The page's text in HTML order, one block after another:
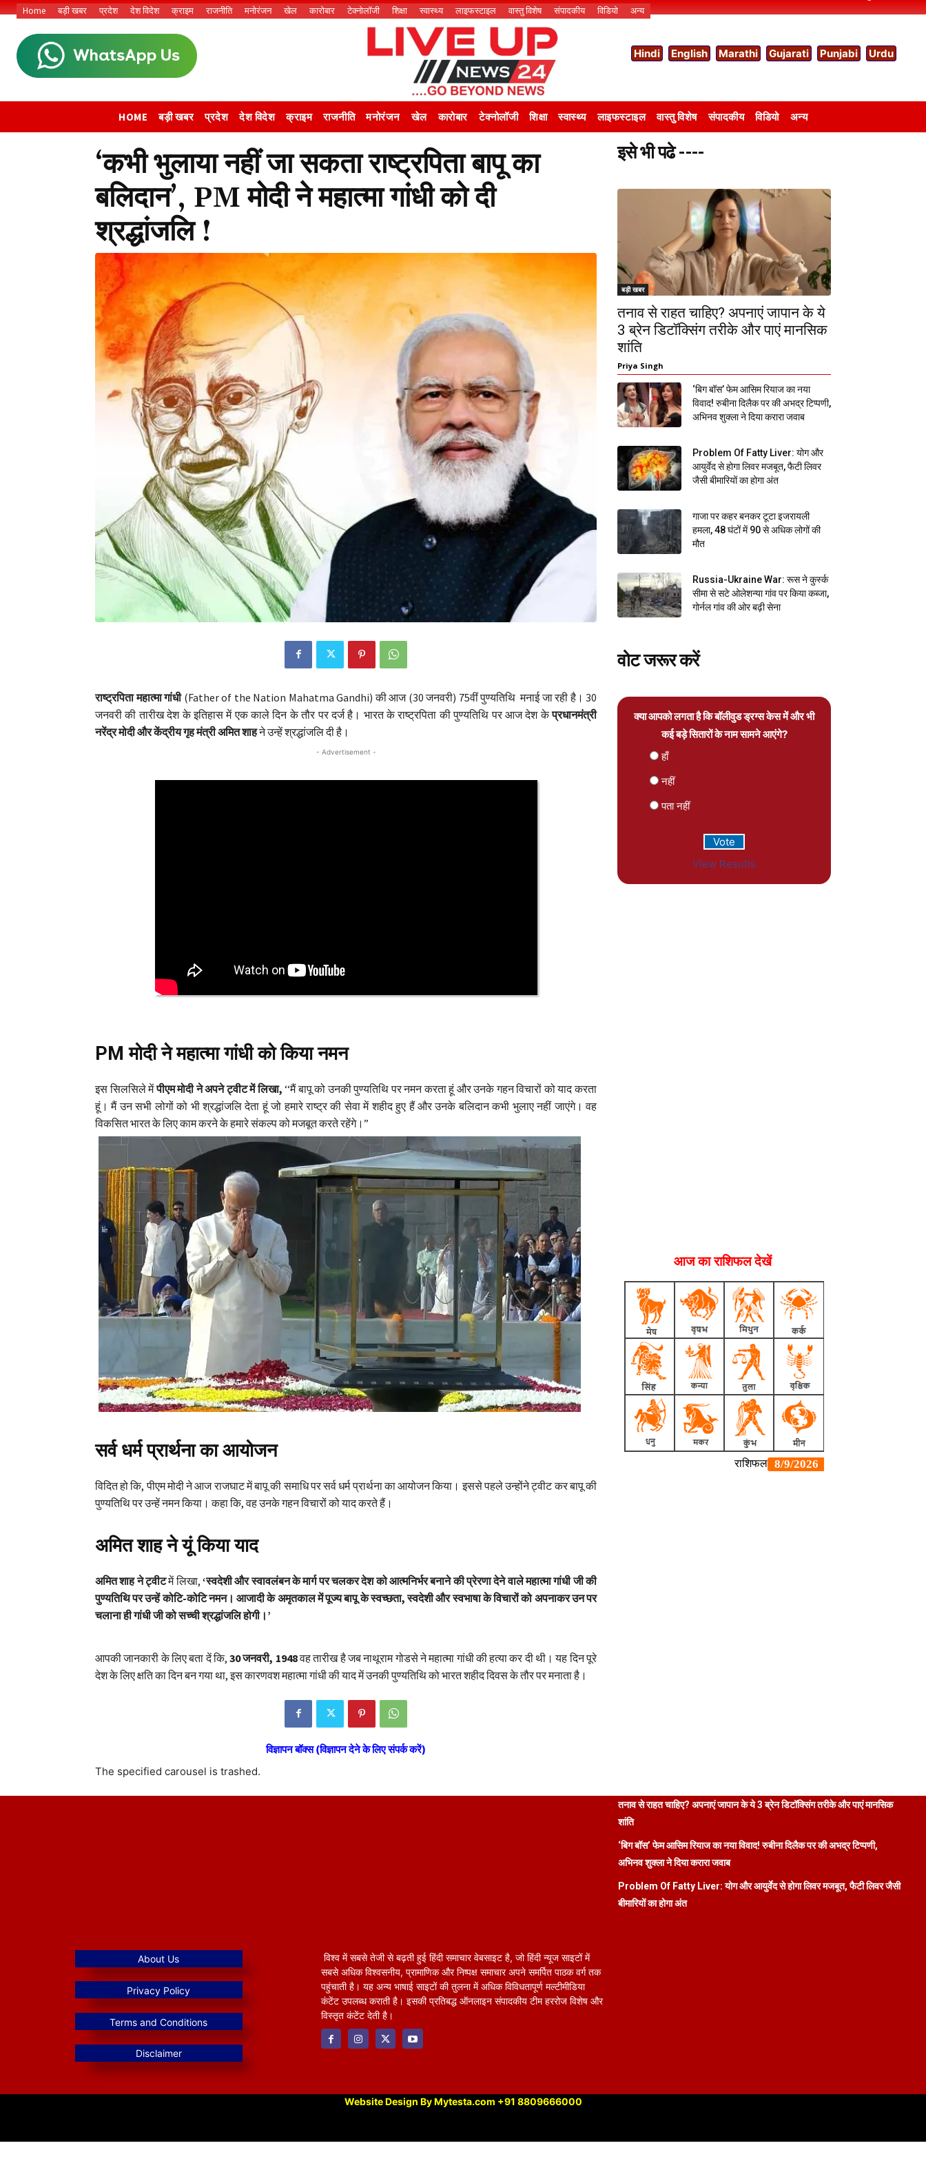
Home बड़ी खबर प्रदेश देश विदेश क्राइम राजनीति मनोरंजन खेल कारोबार टेक्नोलॉजी शिक्षा स्वास्थ्य लाइफस्टाइल वास्तु विशेष संपादकीय विडियो अन्य
Hindi English Marathi Gujarati Punjabi Urdu
HOME बड़ी खबर प्रदेश देश विदेश क्राइम राजनीति मनोरंजन खेल कारोबार टेक्नोलॉजी शिक्षा स्वास्थ्य लाइफस्टाइल वास्तु विशेष संपादकीय विडियो अन्य
‘कभी भुलाया नहीं जा सकता राष्ट्रपिता बापू का
बलिदान’, PM मोदी ने महात्मा गांधी को दी
श्रद्धांजलि !
राष्ट्रपिता महात्मा गांधी(Father of the Nation Mahatma Gandhi) की आज (30 जनवरी) 75वीं पुण्यतिथि मनाई जा रही है। 30
जनवरी की तारीख देश के इतिहास में एक काले दिन के तौर पर दर्ज है। भारत के राष्ट्रपिता की पुण्यतिथि पर आज देश केप्रधानमंत्री
नरेंद्र मोदी और केंद्रीय गृह मंत्री अमित शाहने उन्हें श्रद्धांजलि दी है।
- Advertisement -
PM मोदी ने महात्मा गांधी को किया नमन
इस सिलसिले मेंपीएम मोदी ने अपने ट्वीट में लिखा, ‘‘मैं बापू को उनकी पुण्यतिथि पर नमन करता हूं और उनके गहन विचारों को याद करता
हूं। मैं उन सभी लोगों को भी श्रद्धांजलि देता हूं जो हमारे राष्ट्र की सेवा में शहीद हुए हैं और उनके बलिदान कभी भुलाए नहीं जाएंगे। वह
विकसित भारत के लिए काम करने के हमारे संकल्प को मजबूत करते रहेंगे।”
सर्व धर्म प्रार्थना का आयोजन
विदित हो कि, पीएम मोदी ने आज राजघाट में बापू की समाधि पर सर्व धर्म प्रार्थना का आयोजन किया। इससे पहले उन्होंने ट्वीट कर बापू की
पुण्यतिथि पर उन्हें नमन किया। कहा कि, वह उनके गहन विचारों को याद करते हैं।
अमित शाह ने यूं किया याद
अमित शाह ने ट्वीटमें लिखा, ‘स्वदेशी और स्वावलंबन के मार्ग पर चलकर देश को आत्मनिर्भर बनाने की प्रेरणा देने वाले महात्मा गांधी जी की
पुण्यतिथि पर उन्हें कोटि-कोटि नमन। आजादी के अमृतकाल में पूज्य बापू के स्वच्छता, स्वदेशी और स्वभाषा के विचारों को अपनाकर उन पर
चलाना ही गांधी जी को सच्ची श्रद्धांजलि होगी।’
आपकी जानकारी के लिए बता दें कि,30 जनवरी, 1948वह तारीख है जब नाथूराम गोडसे ने महात्मा गांधी की हत्या कर दी थी। यह दिन पूरे
देश के लिए क्षति का दिन बन गया था, इस कारणवश महात्मा गांधी की याद में उनकी पुण्यतिथि को भारत शहीद दिवस के तौर पर मनाता है।
विज्ञापन बॉक्स (विज्ञापन देने के लिए संपर्क करें)
The specified carousel is trashed.
इसे भी पढे ----
बड़ी खबर
तनाव से राहत चाहिए? अपनाएं जापान के ये
3 ब्रेन डिटॉक्सिंग तरीके और पाएं मानसिक
शांति
Priya Singh
‘बिग बॉस’ फेम आसिम रियाज का नया
विवाद! रुबीना दिलैक पर की अभद्र टिप्पणी,
अभिनव शुक्ला ने दिया करारा जवाब
Problem Of Fatty Liver: योग और
आयुर्वेद से होगा लिवर मजबूत, फैटी लिवर
जैसी बीमारियों का होगा अंत
गाजा पर कहर बनकर टूटा इजरायली
हमला, 48 घंटों में 90 से अधिक लोगों की
मौत
Russia-Ukraine War: रूस ने कुर्स्क
सीमा से सटे ओलेशन्या गांव पर किया कब्जा,
गोर्नल गांव की ओर बढ़ी सेना
वोट जरूर करें
क्या आपको लगता है कि बॉलीवुड ड्रग्स केस में और भी
कई बड़े सितारों के नाम सामने आएंगे?
हाँ
नहीं
पता नहीं
View Results
आज का राशिफल देखें
तनाव से राहत चाहिए? अपनाएं जापान के ये 3 ब्रेन डिटॉक्सिंग तरीके और पाएं मानसिक
शांति
‘बिग बॉस’ फेम आसिम रियाज का नया विवाद! रुबीना दिलैक पर की अभद्र टिप्पणी,
अभिनव शुक्ला ने दिया करारा जवाब
Problem Of Fatty Liver: योग और आयुर्वेद से होगा लिवर मजबूत, फैटी लिवर जैसी
बीमारियों का होगा अंत
विश्व में सबसे तेजी से बढ़ती हुई हिंदी समाचार वेबसाइट है, जो हिंदी न्यूज साइटों में
सबसे अधिक विश्वसनीय, प्रामाणिक और निष्पक्ष समाचार अपने समर्पित पाठक वर्ग तक
पहुंचाती है। यह अन्य भाषाई साइटों की तुलना में अधिक विविधतापूर्ण मल्टीमीडिया
कंटेंट उपलब्ध कराती है। इसकी प्रतिबद्ध ऑनलाइन संपादकीय टीम हररोज विशेष और
विस्तृत कंटेंट देती है।
Website Design By Mytesta.com +91 8809666000